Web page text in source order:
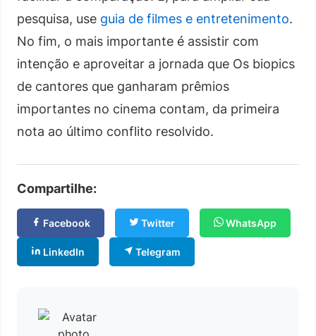
pesquisa, use guia de filmes e entretenimento.
No fim, o mais importante é assistir com
intenção e aproveitar a jornada que Os biopics
de cantores que ganharam prêmios
importantes no cinema contam, da primeira
nota ao último conflito resolvido.
Compartilhe:
Facebook Twitter WhatsApp
LinkedIn Telegram